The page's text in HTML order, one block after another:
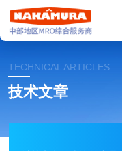
TECHNICAL ARTICLES
技术文章